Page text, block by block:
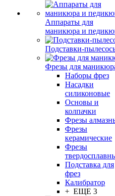
Аппараты для
маникюра и
Подставки-
Фрезы для
Наборы фрез
Насадки
силиконовые
Основы и
колпачки
Фрезы
Фрезы
керамические
Фрезы
Подставка для
фрез
Калибратор
+ ЕЩЕ 3